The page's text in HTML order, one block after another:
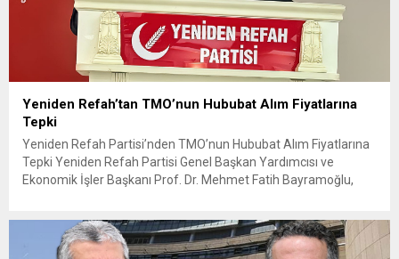
Yeniden Refah’tan TMO’nun Hububat Alım Fiyatlarına
Tepki
Yeniden Refah Partisi’nden TMO’nun Hububat Alım Fiyatlarına
Tepki Yeniden Refah Partisi Genel Başkan Yardımcısı ve
Ekonomik İşler Başkanı Prof. Dr. Mehmet Fatih Bayramoğlu,
fiyatların çiftçinin artan maliyetlerini karşılamaktan uzak
olduğunu savunarak fiyatların yeniden değerlendirilmesi